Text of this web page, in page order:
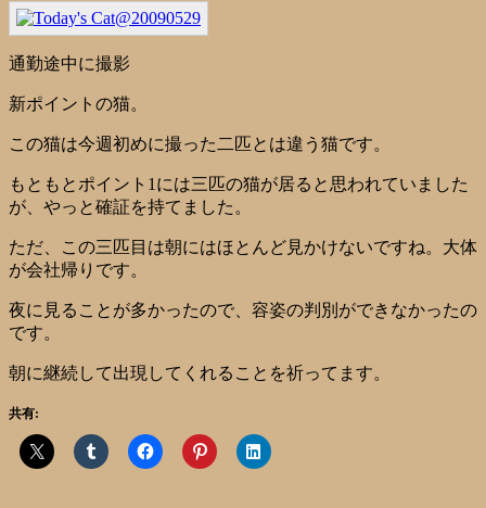
通勤途中に撮影
新ポイントの猫。
この猫は今週初めに撮った二匹とは違う猫です。
もともとポイント1には三匹の猫が居ると思われていました
が、やっと確証を持てました。
ただ、この三匹目は朝にはほとんど見かけないですね。大体
が会社帰りです。
夜に見ることが多かったので、容姿の判別ができなかったの
です。
朝に継続して出現してくれることを祈ってます。
共有: